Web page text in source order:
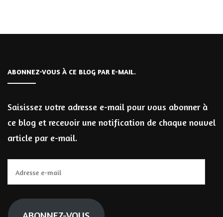
ABONNEZ-VOUS À CE BLOG PAR E-MAIL.
Saisissez votre adresse e-mail pour vous abonner à
ce blog et recevoir une notification de chaque nouvel
article par e-mail.
e-
mail